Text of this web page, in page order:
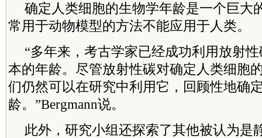
确定人类细胞的生物学年龄是一个巨大
常用于动物模型的方法不能应用于人类。
“多年来，考古学家已经成功利用放射
本的年龄。尽管放射性碳对确定人类细胞
们仍然可以在研究中利用它，回顾性地确
龄。”Bergmann说。
此外，研究小组还探索了其他被认为是